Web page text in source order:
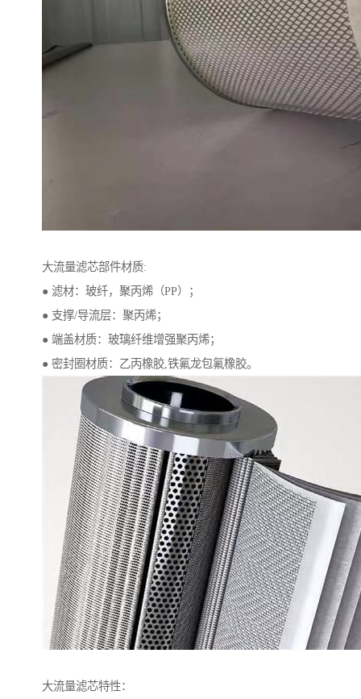
大流量滤芯部件材质:
● 滤材：玻纤，聚丙烯（PP）；
● 支撑/导流层：聚丙烯；
● 端盖材质：玻璃纤维增强聚丙烯；
● 密封圈材质：乙丙橡胶,铁氟龙包氟橡胶。
大流量滤芯特性：